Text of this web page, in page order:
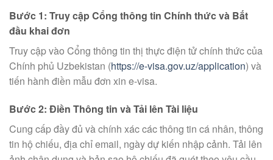
Bước 1: Truy cập Cổng thông tin Chính thức và Bắt
đầu khai đơn
Truy cập vào Cổng thông tin thị thực điện tử chính thức của
Chính phủ Uzbekistan (https://e-visa.gov.uz/application) và
tiến hành điền mẫu đơn xin e-visa.
Bước 2: Điền Thông tin và Tải lên Tài liệu
Cung cấp đầy đủ và chính xác các thông tin cá nhân, thông
tin hộ chiếu, địa chỉ email, ngày dự kiến nhập cảnh. Tải lên